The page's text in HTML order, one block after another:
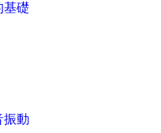
基礎
振動